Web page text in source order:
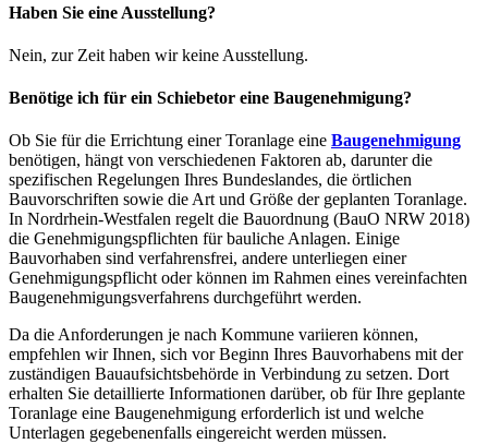
Haben Sie eine Ausstellung?
Nein, zur Zeit haben wir keine Ausstellung.
Benötige ich für ein Schiebetor eine Baugenehmigung?
Ob Sie für die Errichtung einer Toranlage eine Baugenehmigung
benötigen, hängt von verschiedenen Faktoren ab, darunter die
spezifischen Regelungen Ihres Bundeslandes, die örtlichen
Bauvorschriften sowie die Art und Größe der geplanten Toranlage.
In Nordrhein-Westfalen regelt die Bauordnung (BauO NRW 2018)
die Genehmigungspflichten für bauliche Anlagen. Einige
Bauvorhaben sind verfahrensfrei, andere unterliegen einer
Genehmigungspflicht oder können im Rahmen eines vereinfachten
Baugenehmigungsverfahrens durchgeführt werden.
Da die Anforderungen je nach Kommune variieren können,
empfehlen wir Ihnen, sich vor Beginn Ihres Bauvorhabens mit der
zuständigen Bauaufsichtsbehörde in Verbindung zu setzen. Dort
erhalten Sie detaillierte Informationen darüber, ob für Ihre geplante
Toranlage eine Baugenehmigung erforderlich ist und welche
Unterlagen gegebenenfalls eingereicht werden müssen.